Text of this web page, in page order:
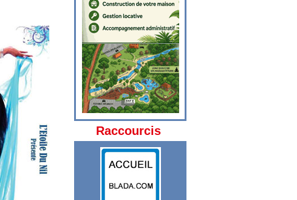
Raccourcis